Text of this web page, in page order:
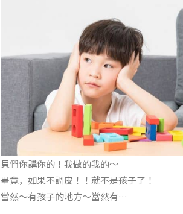
貝們你講你的！我做的我的～
畢竟，如果不調皮！！就不是孩子了！
當然～有孩子的地方～當然有…